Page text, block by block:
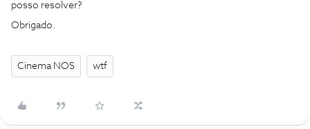
posso resolver?
Obrigado.
Cinema NOS wtf